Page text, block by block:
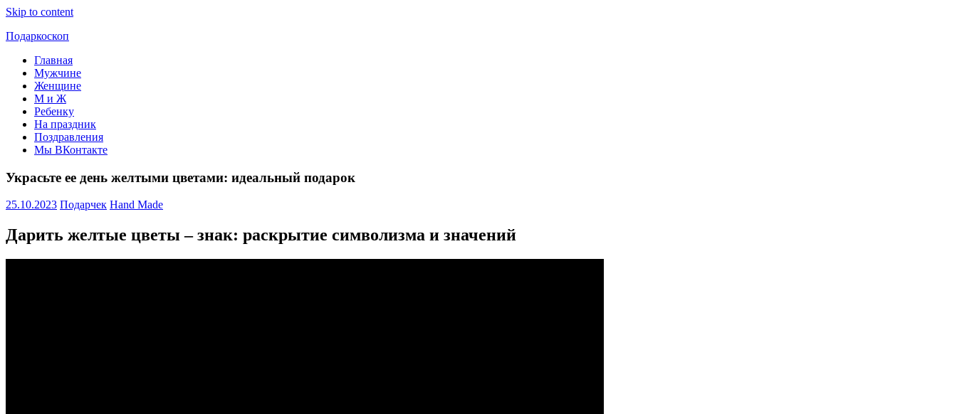
Skip to content
Подаркоскоп
Поможем
выбрать
подарить
Главная
Мужчине
Женщине
М и Ж
Ребенку
На праздник
Поздравления
Мы ВКонтакте
Украсьте ее день желтыми цветами: идеальный подарок
25.10.2023 Подарчек Hand Made
Дарить желтые цветы – знак: раскрытие символизма и значений